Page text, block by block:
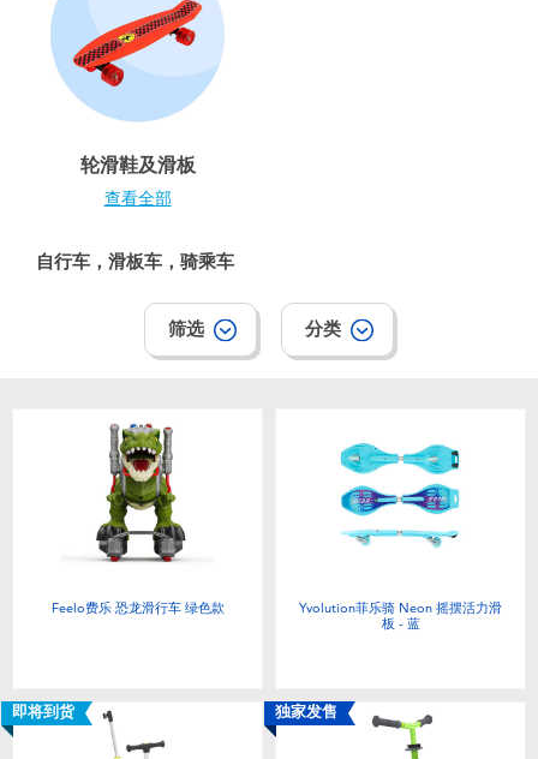
毛绒公仔玩具
夏日
婴儿及学前玩具
玩具促销
玩具清货
轮滑鞋及滑板
查看全部
自行车，滑板车，骑乘车
筛选 分类
Feelo费乐 恐龙滑行车 绿色款
Yvolution菲乐骑 Neon 摇摆活力滑
板 - 蓝
即将到货 独家发售